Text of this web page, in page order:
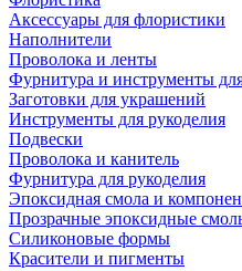
Аксессуары для флористики
Наполнители
Проволока и ленты
Фурнитура и инструменты
Заготовки для украшений
Инструменты для рукоделия
Подвески
Проволока и канитель
Фурнитура для рукоделия
Эпоксидная смола и
Прозрачные эпоксидные
Силиконовые формы
Красители и пигменты